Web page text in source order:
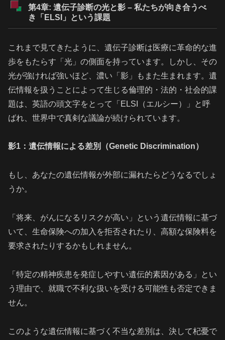
第4章: 遺伝子診断の光と影 – 私たちが向き合うべ
き「ELSI」という課題
これまで見てきたように、遺伝子診断は医療に革命的な進
歩をもたらす「光」の側面を持っています。しかし、その
光が強ければ強いほど、濃い「影」もまた生まれます。遺
伝情報を扱うことによって生じる倫理的・法的・社会的課
題は、英語の頭文字をとって「ELSI（エルシー）」と呼
ばれ、世界中で真剣な議論が続けられています。
影1：遺伝情報による差別（Genetic Discrimination）
もし、あなたの遺伝情報が外部に漏れたらどうなるでしょ
うか。
「将来、がんになるリスクが高い」という遺伝情報に基づ
いて、生命保険への加入を拒否されたり、高額な保険料を
要求されたりするかもしれません。
「特定の精神疾患を発症しやすい遺伝的素因がある」とい
う理由で、就職で不利な扱いを受ける可能性も否定できま
せん。
このような遺伝情報に基づく不当な差別は、決して杞憂で